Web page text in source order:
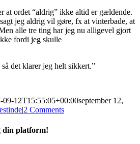
at ordet “aldrig” ikke altid er gældende.
jeg aldrig vil gøre, fx at vinterbade, at
alle tre ting har jeg nu alligevel gjort
fordi jeg skulle
det klarer jeg helt sikkert.”
09-12T15:55:05+00:00september 12,
|2 Comments
din platform!